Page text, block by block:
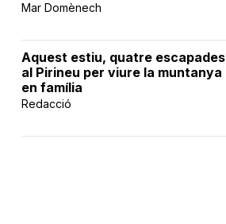
Mar Domènech
Aquest estiu, quatre escapades
al Pirineu per viure la muntanya
en família
Redacció